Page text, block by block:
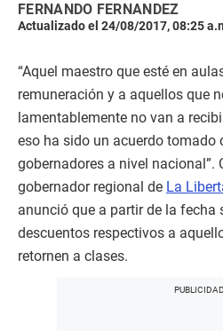
FERNANDO FERNANDEZ
Actualizado el 24/08/2017, 08:25
“Aquel maestro que esté en
remuneración y a aquellos que
lamentablemente no van a
eso ha sido un acuerdo tomado
gobernadores a nivel nacional”.
gobernador regional de La
anunció que a partir de la fecha
descuentos respectivos a
retornen a clases.